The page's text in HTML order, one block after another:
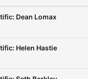
Dean Lomax
Helen Hastie